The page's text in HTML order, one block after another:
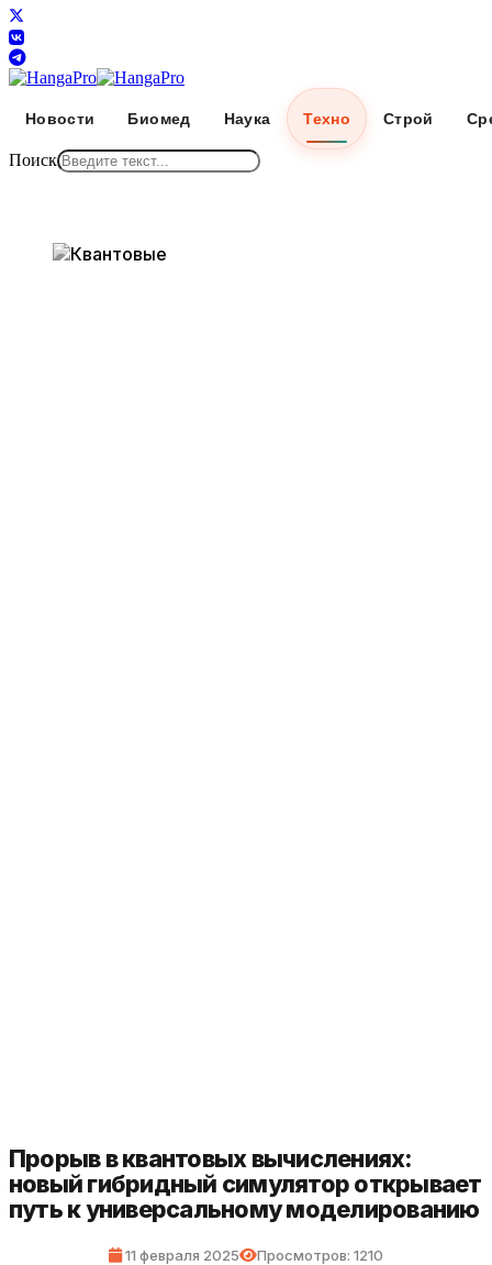
Новости Биомед Наука Техно Строй
Поиск
Прорыв в квантовых вычислениях:
новый гибридный симулятор открывает
путь к универсальному моделированию
11 февраля 2025 Просмотров: 1210